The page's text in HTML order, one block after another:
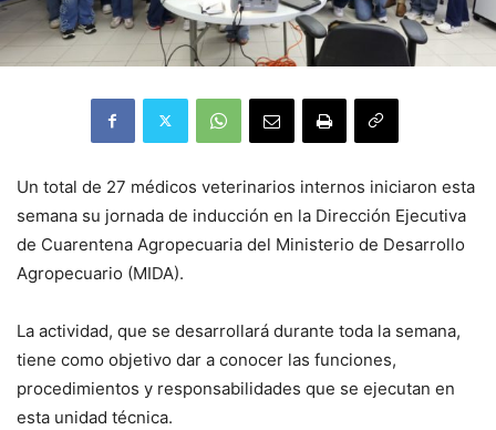
Un total de 27 médicos veterinarios internos iniciaron esta
semana su jornada de inducción en la Dirección Ejecutiva
de Cuarentena Agropecuaria del Ministerio de Desarrollo
Agropecuario (MIDA).
La actividad, que se desarrollará durante toda la semana,
tiene como objetivo dar a conocer las funciones,
procedimientos y responsabilidades que se ejecutan en
esta unidad técnica.